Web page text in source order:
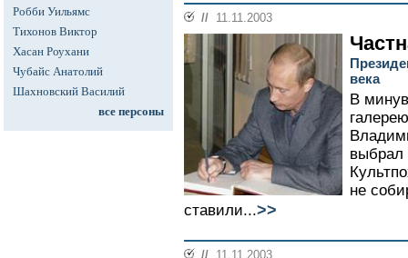
Робби Уильямс
Тихонов Виктор
Хасан Роухани
Чубайс Анатолий
Шахновский Василий
все персоны
// 11.11.2003
века
В
выбрал
не
ставили...>>
// 11.11.2003